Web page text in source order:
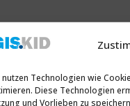
nutzen Technologien wie
Diese Technologien
und Vorlieben zu
und die
in den
Förderung